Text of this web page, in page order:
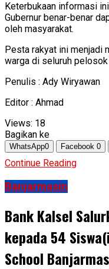
Keterbukaan informasi
Gubernur benar-benar
oleh masyarakat.
Pesta rakyat ini menjadi
warga di seluruh pelosok
Penulis : Ady Wiryawan
Editor : Ahmad
Views: 18
Bagikan ke
WhatsApp0 Facebook 0
Continue Reading
Banjarmasin
Bank Kalsel
kepada 54
School